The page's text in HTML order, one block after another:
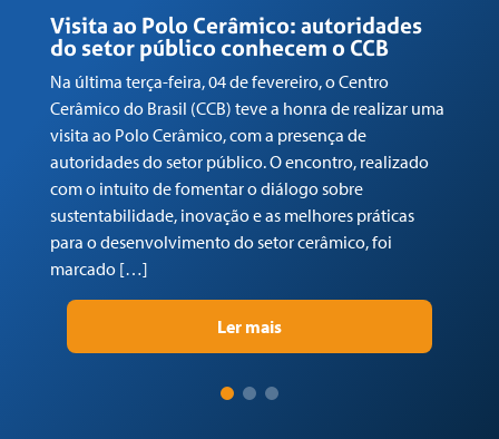
Visita ao Polo Cerâmico: autoridades
do setor público conhecem o CCB
Na última terça-feira, 04 de fevereiro, o Centro
Cerâmico do Brasil (CCB) teve a honra de realizar uma
visita ao Polo Cerâmico, com a presença de
autoridades do setor público. O encontro, realizado
com o intuito de fomentar o diálogo sobre
sustentabilidade, inovação e as melhores práticas
para o desenvolvimento do setor cerâmico, foi
marcado […]
Ler mais